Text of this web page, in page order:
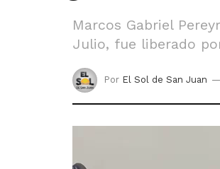
Marcos Gabriel
Julio, fue liberado
Por El Sol de San Juan